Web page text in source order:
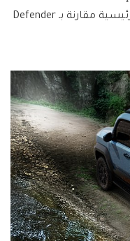
أبواب – والتي يمكن أن تكون نقطة بيع رئيسية مقارنة بـ Defender